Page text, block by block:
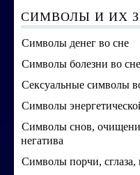
СИМВОЛЫ И ИХ
Символы денег во сне
Символы болезни во сне
Сексуальные символы
Символы
Символы снов,
негатива
Символы порчи, сглаза,